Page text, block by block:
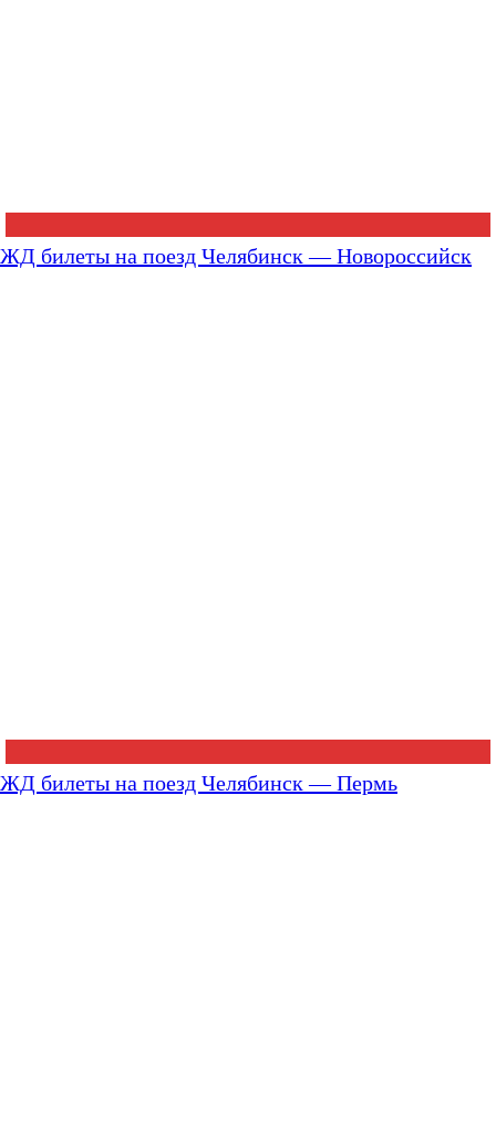
ЖД билеты на поезд Челябинск — Новороссийск
ЖД билеты на поезд Челябинск — Пермь